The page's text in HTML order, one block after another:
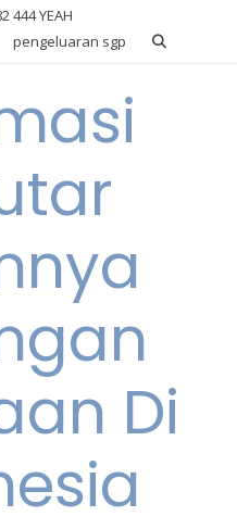
444 YEAH
pengeluaran sgp
Di